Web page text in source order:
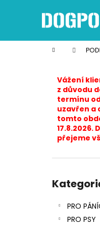
Domů
Vážení
z důvodu
termínu od
uzavřen a
tomto
17.8.2026.
přejeme
kategorie
PRO
PRO PSY
í
Zpět
do
Zpět
do